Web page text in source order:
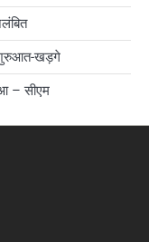
शुरुआत-खड़गे
– सीएम